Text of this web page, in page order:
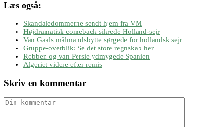
Læs også:
Skandaledommerne sendt hjem fra VM
Højdramatisk comeback sikrede Holland-sejr
Van Gaals målmandsbytte sørgede for hollandsk sejr
Gruppe-overblik: Se det store regnskab her
Robben og van Persie ydmygede Spanien
Algeriet videre efter remis
Skriv en kommentar